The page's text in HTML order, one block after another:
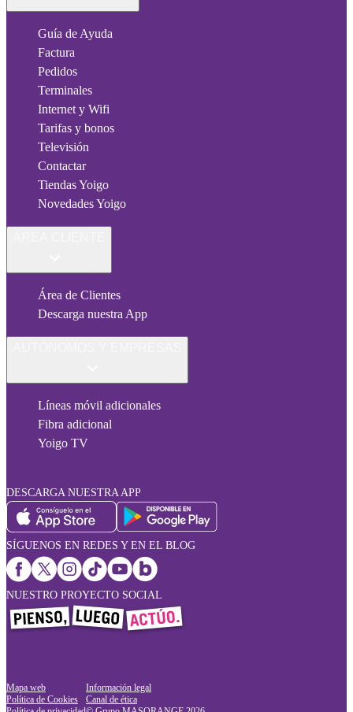
Guía de Ayuda
Factura
Pedidos
Terminales
Internet y Wifi
Tarifas y bonos
Televisión
Contactar
Tiendas Yoigo
Novedades Yoigo
Área de Clientes
Descarga nuestra App
Líneas móvil adicionales
Fibra adicional
Yoigo TV
DESCARGA NUESTRA APP
SÍGUENOS EN REDES Y EN EL BLOG
NUESTRO PROYECTO SOCIAL
Mapa web
Política de Cookies
Información legal
Canal de ética